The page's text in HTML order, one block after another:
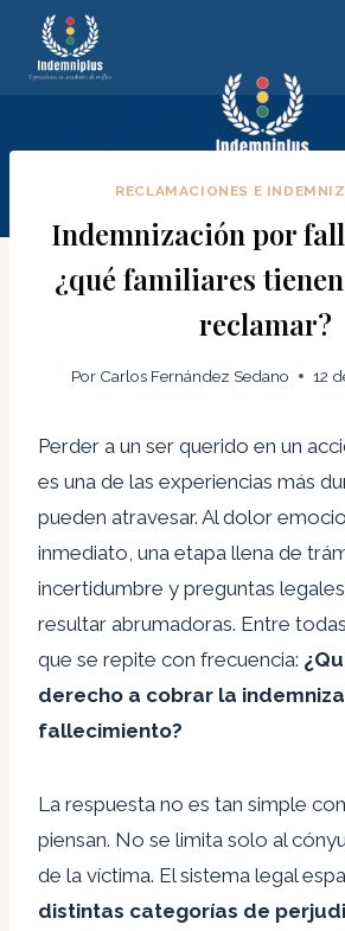
Saltar
contenido
RECLAMACIONES E
Indemnización por
¿qué familiares
reclamar?
Por Carlos Fernández Sedano 12
Perder a un ser querido en un
es una de las experiencias más
pueden atravesar. Al dolor
inmediato, una etapa llena de
incertidumbre y preguntas
resultar abrumadoras. Entre
que se repite con frecuencia:
derecho a cobrar la
fallecimiento?
La respuesta no es tan simple
piensan. No se limita solo al
de la víctima. El sistema legal
distintas categorías de